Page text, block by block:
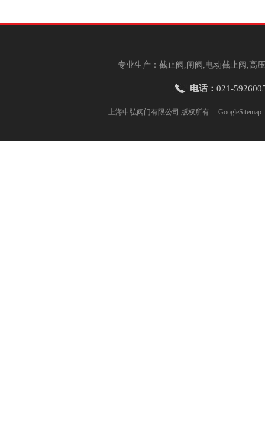
专业生产：截止阀,闸阀,电动截止阀,高
电话： 021-
上海申弘阀门有限公司 版权所有 GoogleSitemap